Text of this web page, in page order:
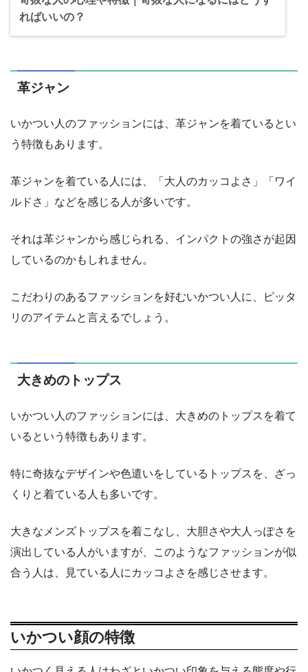
ればいいの？
革ジャン
いかつい人のファッションには、革ジャンを着ているとい
う特徴もあります。
革ジャンを着ている人には、「大人のカッコよさ」「ワイ
ルドさ」などを感じる人が多いです。
それは革ジャンから感じられる、インパクトの強さが起因
しているのかもしれません。
こだわりのあるファッションを好むいかつい人に、ピッタ
リのアイテムと言えるでしょう。
大きめのトップス
いかつい人のファッションには、大きめのトップスを着て
いるという特徴もあります。
特に奇抜なデザインや色遣いをしているトップスを、ざっ
くりと着ている人も多いです。
大きなメンズトップスを着こなし、大胆さや大人っぽさを
演出している人がいますが、このようなファッションが似
合う人は、見ている人にカッコよさを感じさせます。
いかつい顔の特徴